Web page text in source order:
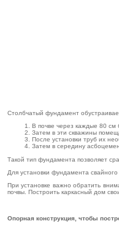
Столбчатый фундамент
В почве через каждые 80 см
Затем в эти скважины
После установки труб их
Затем в середину
Такой тип фундамента позволяет
Для установки фундамента
При установке важно обратить
почвы. Построить каркасный дом
Опорная конструкция, чтобы